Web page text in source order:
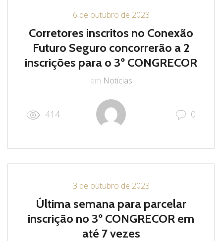
6 de outubro de 2023
Corretores inscritos no Conexão
Futuro Seguro concorrerão a 2
inscrições para o 3º CONGRECOR
em Notícias
414 0
3 de outubro de 2023
Última semana para parcelar
inscrição no 3º CONGRECOR em
até 7 vezes